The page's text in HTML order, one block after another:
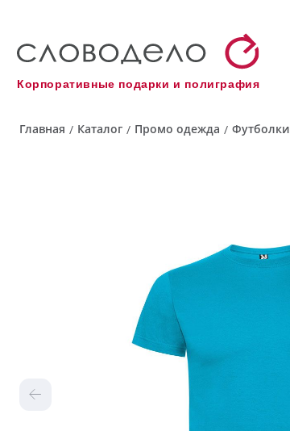
Корпоративные подарки и полиграфия
Главная / Каталог / Промо одежда / Футболки